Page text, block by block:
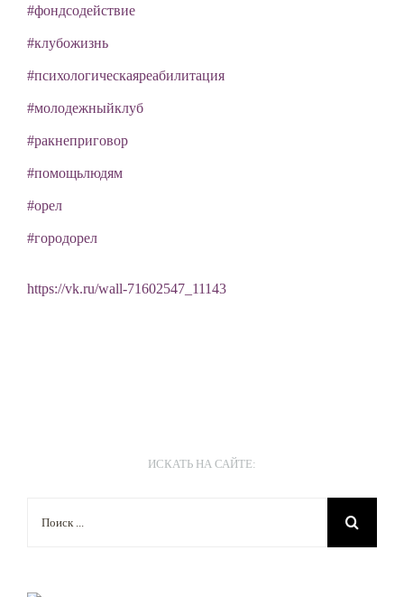
#фондсодействие
#клубожизнь
#психологическаяреабилитация
#молодежныйклуб
#ракнеприговор
#помощьлюдям
#орел
#городорел
https://vk.ru/wall-71602547_11143
ИСКАТЬ НА САЙТЕ: